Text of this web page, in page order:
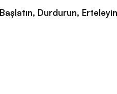
Durdurun,